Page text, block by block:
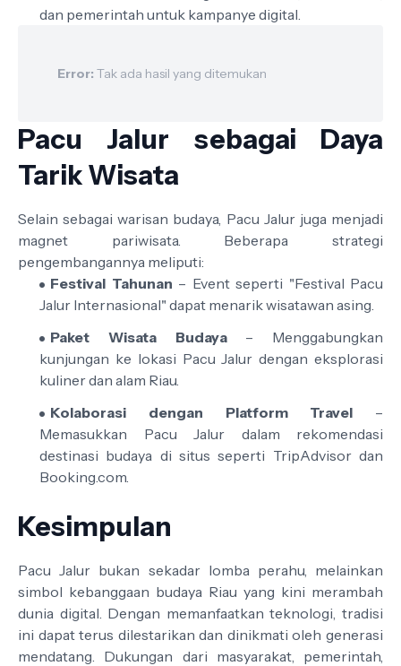
dan pemerintah untuk kampanye digital.
Error: Tak ada hasil yang ditemukan
Pacu Jalur sebagai Daya
Tarik Wisata
Selain sebagai warisan budaya, Pacu Jalur juga menjadi
magnet pariwisata. Beberapa strategi
pengembangannya meliputi:
Festival Tahunan – Event seperti "Festival Pacu
Jalur Internasional" dapat menarik wisatawan asing.
Paket Wisata Budaya– Menggabungkan
kunjungan ke lokasi Pacu Jalur dengan eksplorasi
kuliner dan alam Riau.
Kolaborasi dengan Platform Travel –
Memasukkan Pacu Jalur dalam rekomendasi
destinasi budaya di situs seperti TripAdvisor dan
Booking.com.
Kesimpulan
Pacu Jalur bukan sekadar lomba perahu, melainkan
simbol kebanggaan budaya Riau yang kini merambah
dunia digital. Dengan memanfaatkan teknologi, tradisi
ini dapat terus dilestarikan dan dinikmati oleh generasi
mendatang. Dukungan dari masyarakat, pemerintah,